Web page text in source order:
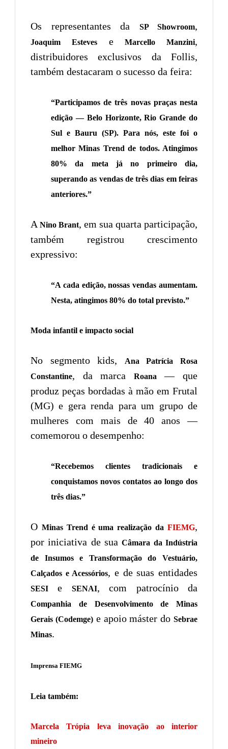
Os representantes da SP Showroom,
Joaquim EsteveseMarcello Manzini,
distribuidores exclusivos da Follis,
também destacaram o sucesso da feira:
“Participamos de três novas praças nesta
edição — Belo Horizonte, Rio Grande do
Sul e Bauru (SP). Para nós, este foi o
melhor Minas Trend de todos. Atingimos
80% da meta já no primeiro dia,
superando as vendas de três dias em feiras
anteriores.”
A Nino Brant, em sua quarta participação,
também registrou crescimento
expressivo:
“A cada edição, nossas vendas aumentam.
Nesta, atingimos 80% do total previsto.”
Moda infantil e impacto social
No segmento kids,
Ana Patrícia Rosa
Constantine, da marca Roana
— que
produz peças bordadas à mão em Frutal
(MG) e gera renda para um grupo de
mulheres com mais de 40 anos —
comemorou o desempenho:
“Recebemos clientes tradicionais e
conquistamos novos contatos ao longo dos
três dias.”
O Minas Trend é uma realização daFIEMG,
por iniciativa de suaCâmara da Indústria
de Insumos e Transformação do Vestuário,
Calçados e Acessórios, e de suas entidades
SESI e SENAI, com patrocínio da
Companhia de Desenvolvimento de Minas
Gerais (Codemge)e apoio máster doSebrae
Minas.
Imprensa FIEMG
Leia também:
Marcela Trópia leva inovação ao interior
mineiro